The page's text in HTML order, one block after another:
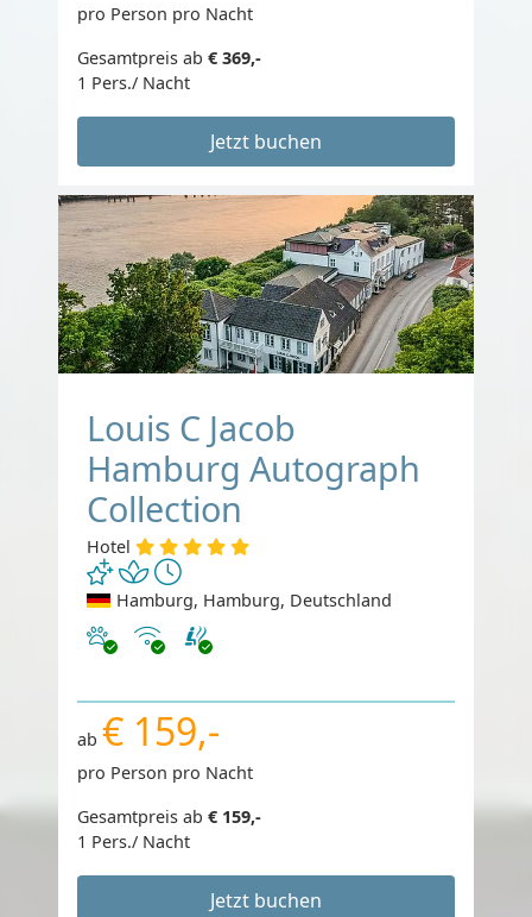
pro Person pro Nacht
Gesamtpreis ab € 369,-
1 Pers./ Nacht
Jetzt buchen
Louis C Jacob
Hamburg Autograph
Collection
Hotel
Hamburg, Hamburg, Deutschland
Haustiere erlaubt
Internet
ab € 159,-
pro Person pro Nacht
Gesamtpreis ab € 159,-
1 Pers./ Nacht
Jetzt buchen